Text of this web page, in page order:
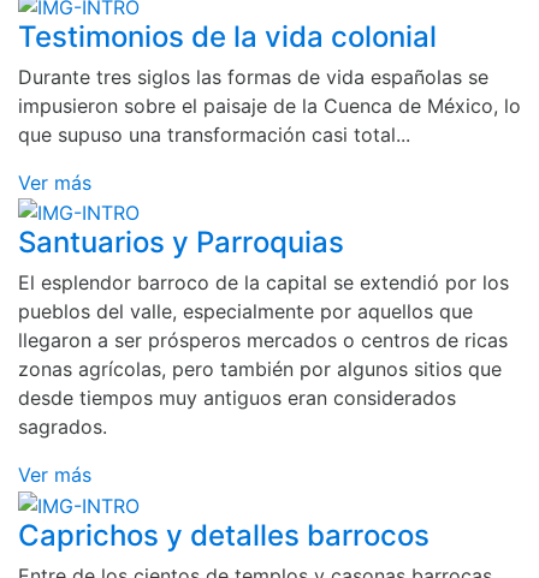
Testimonios de la vida colonial
Durante tres siglos las formas de vida españolas se
impusieron sobre el paisaje de la Cuenca de México, lo
que supuso una transformación casi total...
Ver más
Santuarios y Parroquias
El esplendor barroco de la capital se extendió por los
pueblos del valle, especialmente por aquellos que
llegaron a ser prósperos mercados o centros de ricas
zonas agrícolas, pero también por algunos sitios que
desde tiempos muy antiguos eran considerados
sagrados.
Ver más
Caprichos y detalles barrocos